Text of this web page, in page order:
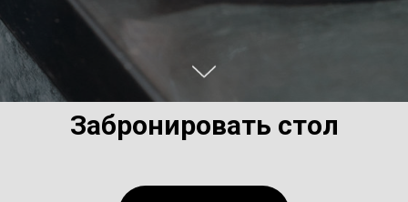
Забронировать стол